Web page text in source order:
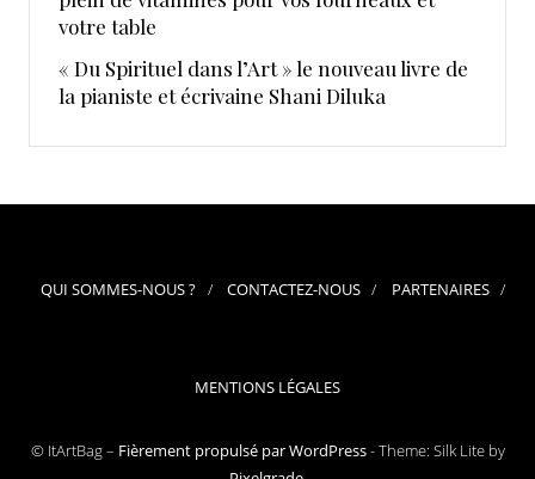
votre table
« Du Spirituel dans l’Art » le nouveau livre de
la pianiste et écrivaine Shani Diluka
QUI SOMMES-NOUS ? CONTACTEZ-NOUS PARTENAIRES
MENTIONS LÉGALES
© ItArtBag – Fièrement propulsé par WordPress-Theme: Silk Lite by